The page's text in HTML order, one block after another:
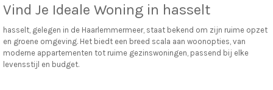
Vind Je Ideale Woning in hasselt
hasselt, gelegen in de Haarlemmermeer, staat bekend om zijn ruime opzet
en groene omgeving. Het biedt een breed scala aan woonopties, van
moderne appartementen tot ruime gezinswoningen, passend bij elke
levensstijl en budget.